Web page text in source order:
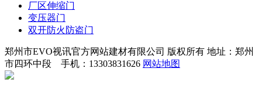
厂区伸缩门
变压器门
双开防火防盗门
郑州市EVO视讯官方网站建材有限公司 版权所有 地址：郑州
市四环中段 手机：13303831626 网站地图